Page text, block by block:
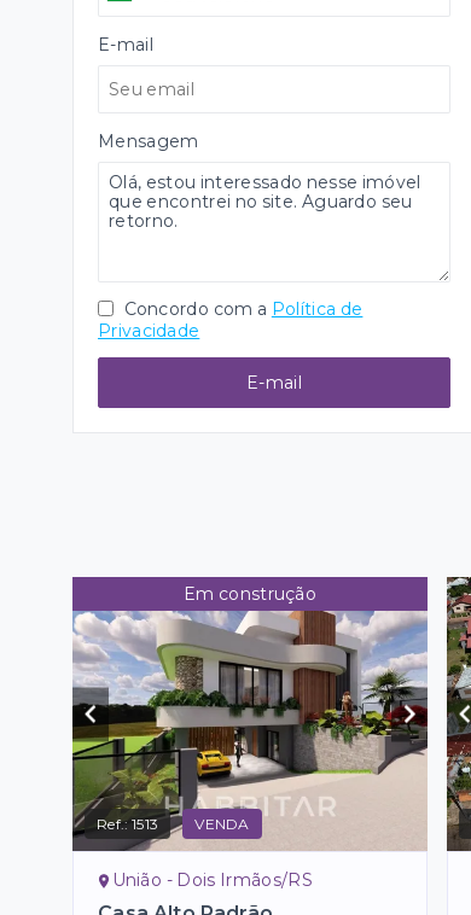
E-mail
Mensagem
Concordo com a Política de
Privacidade
E-mail
Em construção
Ref.:1513 VENDA
União - Dois Irmãos/RS